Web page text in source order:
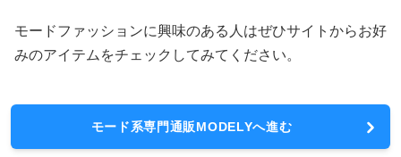
モードファッションに興味のある人はぜひサイトからお好
みのアイテムをチェックしてみてください。
モード系専門通販MODELYへ進む